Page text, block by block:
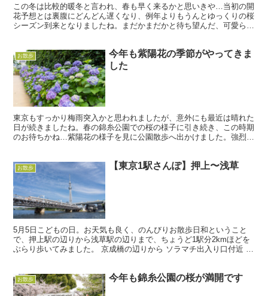
この冬は比較的暖冬と言われ、春も早く来るかと思いきや…当初の開
花予想とは裏腹にどんどん遅くなり、例年よりもうんとゆっくりの桜
シーズン到来となりましたね。まだかまだかと待ち望んだ、可愛らし
お散歩
今年も紫陽花の季節がやってきま
した
東京もすっかり梅雨突入かと思われましたが、意外にも最近は晴れた
日が続きましたね。春の錦糸公園での桜の様子に引き続き、この時期
のお待ちかね…紫陽花の様子を見に公園散歩へ出かけました。強烈な
お散歩 【東京1駅さんぽ】押上〜浅草
5月5日こどもの日。お天気も良く、のんびりお散歩日和ということ
で、押上駅の辺りから浅草駅の辺りまで、ちょうど1駅分2kmほどを
ぶらり歩いてみました。 京成橋の辺りから ソラマチ出入り口付近 ま
お散歩 今年も錦糸公園の桜が満開です